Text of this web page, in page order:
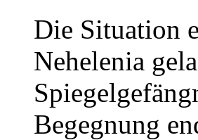
Die Situation
Nehelenia
Begegnung